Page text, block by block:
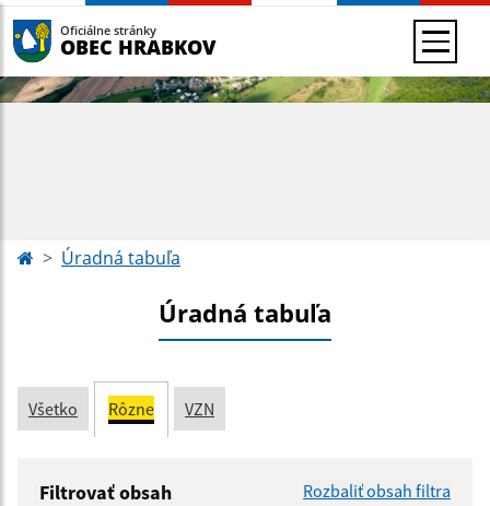
Oficiálne stránky
OBEC HRABKOV
Úradná tabuľa
Úradná tabuľa
Všetko Rôzne VZN
Filtrovať obsah Rozbaliť obsah filtra